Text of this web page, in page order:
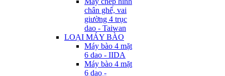
chân ghế, vai
giường 4 trục
dao - Taiwan
LOẠI MÁY BÀO
Máy bào 4 mặt
6 dao - IIDA
Máy bào 4 mặt
6 dao -